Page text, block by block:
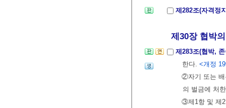
제282조(자격정
제30장 협박의
제283조(협박,
한다. <개정
②자기 또는 배
의 벌금에 처
③제1항 및 제2